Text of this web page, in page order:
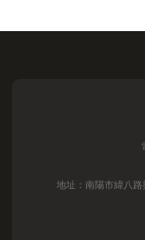
地址：南陽市緯八